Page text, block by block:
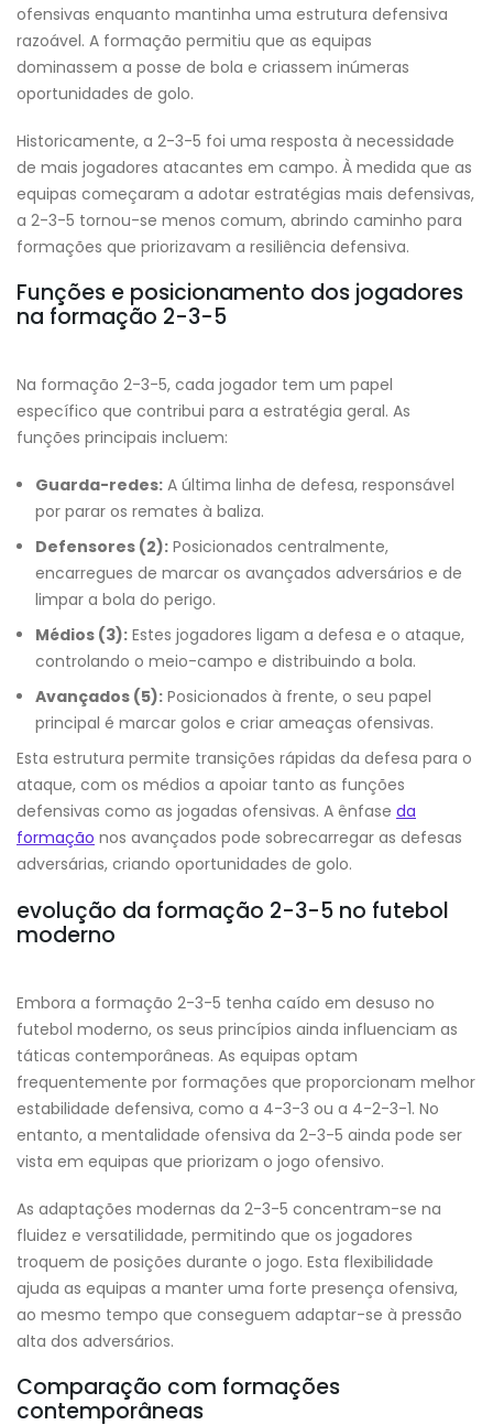
ofensivas enquanto mantinha uma estrutura defensiva
razoável. A formação permitiu que as equipas
dominassem a posse de bola e criassem inúmeras
oportunidades de golo.
Historicamente, a 2-3-5 foi uma resposta à necessidade
de mais jogadores atacantes em campo. À medida que as
equipas começaram a adotar estratégias mais defensivas,
a 2-3-5 tornou-se menos comum, abrindo caminho para
formações que priorizavam a resiliência defensiva.
Funções e posicionamento dos jogadores
na formação 2-3-5
Na formação 2-3-5, cada jogador tem um papel
específico que contribui para a estratégia geral. As
funções principais incluem:
Guarda-redes: A última linha de defesa, responsável
por parar os remates à baliza.
Defensores (2): Posicionados centralmente,
encarregues de marcar os avançados adversários e de
limpar a bola do perigo.
Médios (3): Estes jogadores ligam a defesa e o ataque,
controlando o meio-campo e distribuindo a bola.
Avançados (5): Posicionados à frente, o seu papel
principal é marcar golos e criar ameaças ofensivas.
Esta estrutura permite transições rápidas da defesa para o
ataque, com os médios a apoiar tanto as funções
defensivas como as jogadas ofensivas. A ênfase da
formação nos avançados pode sobrecarregar as defesas
adversárias, criando oportunidades de golo.
evolução da formação 2-3-5 no futebol
moderno
Embora a formação 2-3-5 tenha caído em desuso no
futebol moderno, os seus princípios ainda influenciam as
táticas contemporâneas. As equipas optam
frequentemente por formações que proporcionam melhor
estabilidade defensiva, como a 4-3-3 ou a 4-2-3-1. No
entanto, a mentalidade ofensiva da 2-3-5 ainda pode ser
vista em equipas que priorizam o jogo ofensivo.
As adaptações modernas da 2-3-5 concentram-se na
fluidez e versatilidade, permitindo que os jogadores
troquem de posições durante o jogo. Esta flexibilidade
ajuda as equipas a manter uma forte presença ofensiva,
ao mesmo tempo que conseguem adaptar-se à pressão
alta dos adversários.
Comparação com formações
contemporâneas